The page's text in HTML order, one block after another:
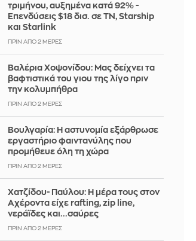
τριμήνου, αυξημένα κατά 92% -
Επενδύσεις $18 δισ. σε ΤΝ, Starship
και Starlink
ΠΡΙΝ ΑΠΌ 2 ΜΈΡΕΣ
Βαλέρια Χοψονίδου: Μας δείχνει τα
βαφτιστικά του γιου της λίγο πριν
την κολυμπήθρα
ΠΡΙΝ ΑΠΌ 2 ΜΈΡΕΣ
Βουλγαρία: Η αστυνομία εξάρθρωσε
εργαστήριο φαιντανύλης που
προμήθευε όλη τη χώρα
ΠΡΙΝ ΑΠΌ 2 ΜΈΡΕΣ
Χατζίδου- Παύλου: Η μέρα τους στον
Αχέροντα είχε rafting, zip line,
νεράϊδες και...σαύρες
ΠΡΙΝ ΑΠΌ 2 ΜΈΡΕΣ